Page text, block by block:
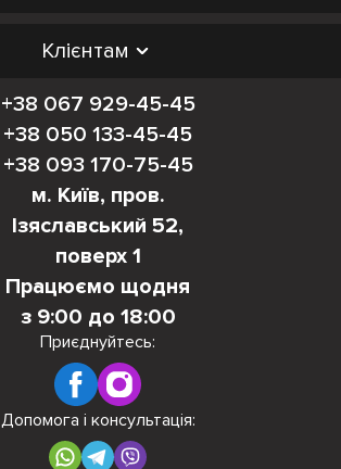
Клієнтам
+38 067 929-45-45
+38 050 133-45-45
+38 093 170-75-45
м. Київ, пров.
Ізяславський 52,
поверх 1
Працюємо щодня
з 9:00 до 18:00
Приєднуйтесь:
Допомога і консультація: